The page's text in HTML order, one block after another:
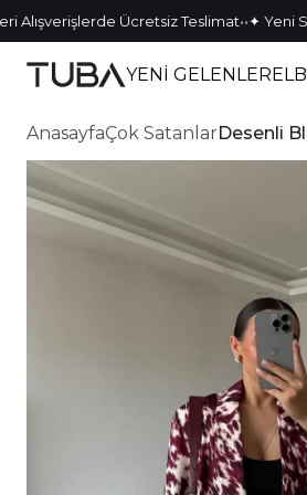
Ücretsiz Teslimat••✦ Yeni Sezon
YENİ GELENLER
AnasayfaÇok SatanlarDesenli